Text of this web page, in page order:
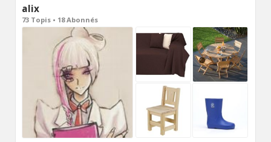
alix
73 Topis • 18 Abonnés